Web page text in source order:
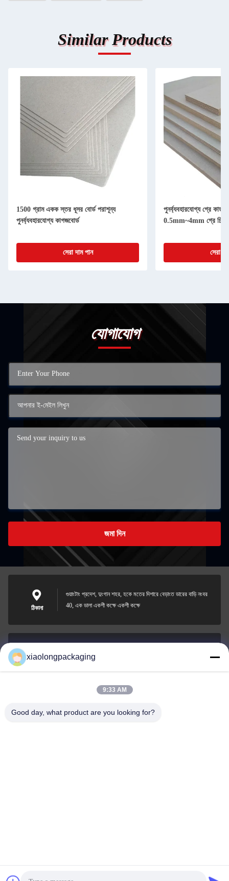
Similar Products
1500 গ্রাম একক স্তর ধূসর বোর্ড পরাশূন্য
পুনর্ব্যবহারযোগ্য কাগজবোর্ড
সেরা দাম পান
পুনর্ব্যবহারযোগ্য গ্রে
0.5mm~4mm গ্রে
সেরা
যোগাযোগ
জমা দিন
ঠিকানা
গুয়াংটাং প্রদেশ, দুংগান শহর, হকে মতের দিশারে বেড়াংত ডারের বাড়ি নংবর
40, এক ডালা একশী কক্ষে একশী কক্ষে
Tina@xiaolongpackaging.com
0086-15322891631
xiaolongpackaging
9:33 AM
Good day, what product are you looking for?